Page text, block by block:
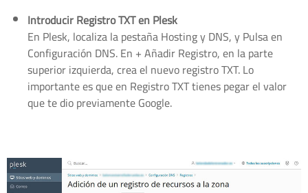
Introducir Registro TXT en Plesk
En Plesk, localiza la pestaña Hosting y DNS, y Pulsa en
Configuración DNS. En + Añadir Registro, en la parte
superior izquierda, crea el nuevo registro TXT. Lo
importante es que en Registro TXT tienes pegar el valor
que te dio previamente Google.